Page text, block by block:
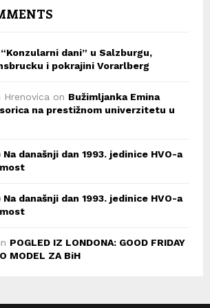
“Konzularni dani” u Salzburgu,
i pokrajini Vorarlberg
Hrenovica on Bužimljanka Emina
na prestižnom univerzitetu u
Na današnji dan 1993. jedinice HVO-a
Na današnji dan 1993. jedinice HVO-a
POGLED IZ LONDONA: GOOD FRIDAY
MODEL ZA BiH